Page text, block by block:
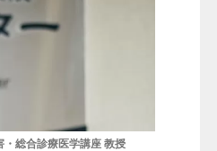
総合診療医学講座 教授